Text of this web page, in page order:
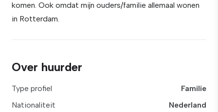
komen. Ook omdat mijn ouders/familie allemaal wonen
in Rotterdam.
Over huurder
Type profiel
Familie
Nationaliteit
Nederland